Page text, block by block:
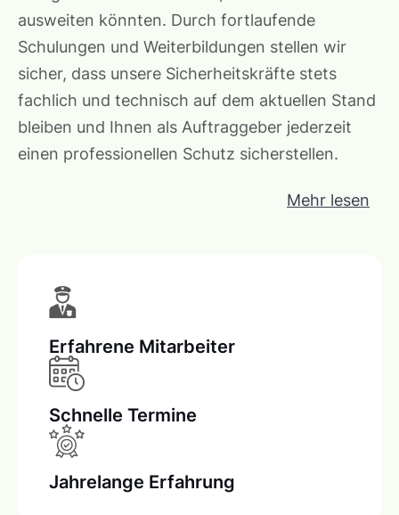
ausweiten könnten. Durch fortlaufende
Schulungen und Weiterbildungen stellen wir
sicher, dass unsere Sicherheitskräfte stets
fachlich und technisch auf dem aktuellen Stand
bleiben und Ihnen als Auftraggeber jederzeit
einen professionellen Schutz sicherstellen.
Mehr lesen
Erfahrene Mitarbeiter
Schnelle Termine
Jahrelange Erfahrung